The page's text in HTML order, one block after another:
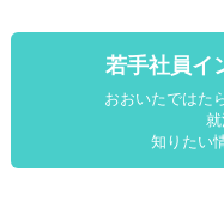
若手社員イ
おおいたではた
知りたい